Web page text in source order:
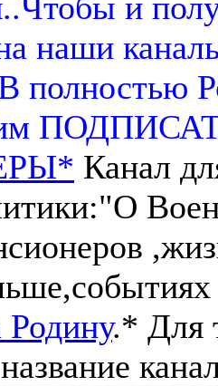
наши
полностью
Канал
Родину.* Для